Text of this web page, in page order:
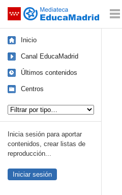
Saltar navegación
Inicio
Canal EducaMadrid
Últimos contenidos
Centros
Inicia sesión para aportar
contenidos, crear listas de
reproducción...
Iniciar sesión